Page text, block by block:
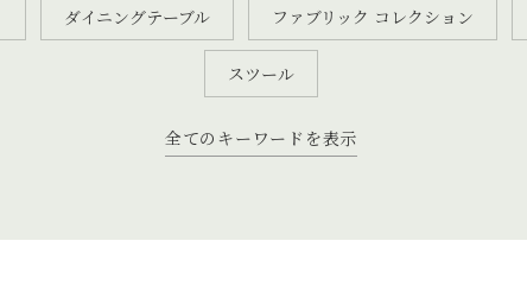
ダイニングテーブル ファブリック コレクション
スツール
全てのキーワードを表示